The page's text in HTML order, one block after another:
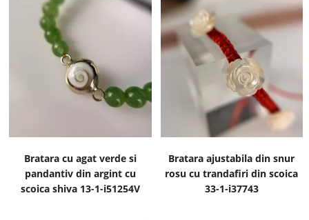
Bratara cu agat verde si
pandantiv din argint cu
scoica shiva 13-1-i51254V
Bratara ajustabila din snur
rosu cu trandafiri din scoica
33-1-i37743